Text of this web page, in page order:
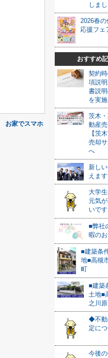
お家でスマホ
しま
2026春の
応援フェ
おすすめ
契約
項説
書説
を実
茨木
動産
【茨
売却サ
へ
新し
えます
大学
元気
いで
■弊社
暇の
■建築条
地■高槻
町
■建築
土地■
之川
◆不動
定に
今後